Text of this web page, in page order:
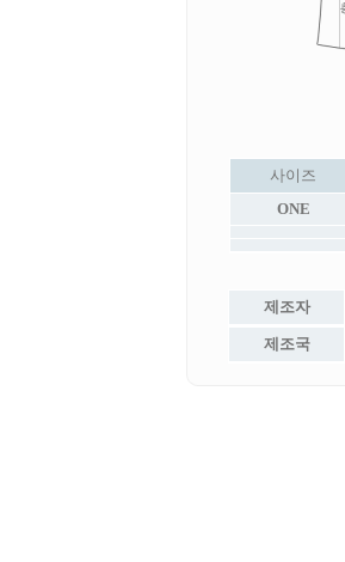
사이즈
ONE
제조자
제조국